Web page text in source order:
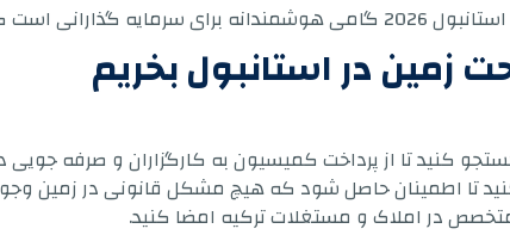
های واقعی هستند.
زمین در استانبول بخریم
کنید تا از پرداخت کمیسیون به کارگزاران و صرفه جویی
تا اطمینان حاصل شود که هیچ مشکل قانونی در زمین
در املاک و مستغلات ترکیه امضا کنید.